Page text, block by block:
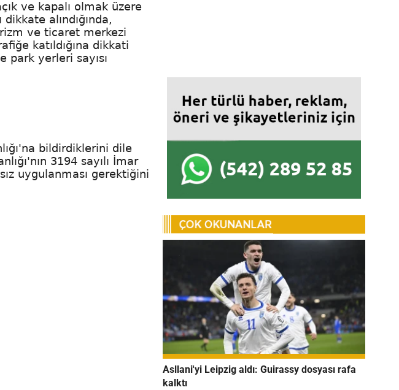
ve kapalı olmak üzere
alındığında,
ve ticaret merkezi
katıldığına dikkati
park yerleri sayısı
bildirdiklerini dile
3194 sayılı İmar
uygulanması gerektiğini
Asllani'yi Leipzig aldı: Guirassy dosyası rafa
kalktı